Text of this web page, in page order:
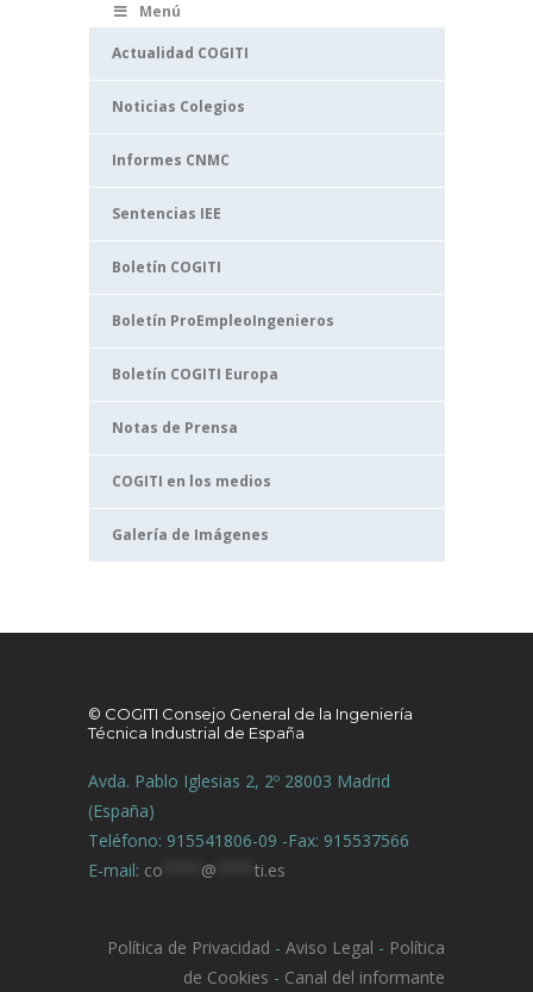
Menú
Actualidad COGITI
Noticias Colegios
Informes CNMC
Sentencias IEE
Boletín COGITI
Boletín ProEmpleoIngenieros
Boletín COGITI Europa
Notas de Prensa
COGITI en los medios
Galería de Imágenes
© COGITI Consejo General de la Ingeniería
Técnica Industrial de España
Avda. Pablo Iglesias 2, 2º 28003 Madrid
(España)
Teléfono: 915541806-09 -Fax: 915537566
E-mail: co @ ti.es
Política de Privacidad - Aviso Legal - Política
de Cookies - Canal del informante